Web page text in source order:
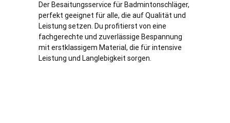
Der Besaitungsservice für Badmintonschläger,
perfekt geeignet für alle, die auf Qualität und
Leistung setzen. Du profitierst von eine
fachgerechte und zuverlässige Bespannung
mit erstklassigem Material, die für intensive
Leistung und Langlebigkeit sorgen.